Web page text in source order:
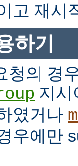
고 재시
하기
청의 경
지시
였거나
우에만